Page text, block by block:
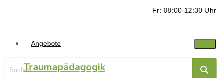
Fr: 08:00-12:30 Uhr
Angebote
Traumapädagogik